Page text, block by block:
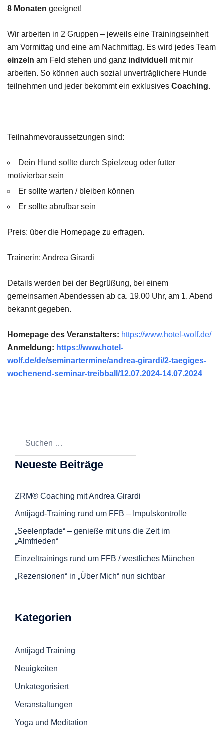
8 Monaten geeignet!
Wir arbeiten in 2 Gruppen – jeweils eine Trainingseinheit
am Vormittag und eine am Nachmittag. Es wird jedes Team
einzeln am Feld stehen und ganz individuell
mit mir
arbeiten. So können auch sozial unverträglichere Hunde
teilnehmen und jeder bekommt ein exklusives Coaching.
Teilnahmevoraussetzungen sind:
Dein Hund sollte durch Spielzeug oder futter
motivierbar sein
Er sollte warten / bleiben können
Er sollte abrufbar sein
Preis: über die Homepage zu erfragen.
Trainerin: Andrea Girardi
Details werden bei der Begrüßung, bei einem
gemeinsamen Abendessen ab ca. 19.00 Uhr, am 1. Abend
bekannt gegeben.
Homepage des Veranstalters: https://www.hotel-wolf.de/
Anmeldung: https://www.hotel-
wolf.de/de/seminartermine/andrea-girardi/2-taegiges-
wochenend-seminar-treibball/12.07.2024-14.07.2024
Neueste Beiträge
ZRM® Coaching mit Andrea Girardi
Antijagd-Training rund um FFB – Impulskontrolle
„Seelenpfade“ – genieße mit uns die Zeit im
„Almfrieden“
Einzeltrainings rund um FFB / westliches München
„Rezensionen“ in „Über Mich“ nun sichtbar
Kategorien
Antijagd Training
Neuigkeiten
Unkategorisiert
Veranstaltungen
Yoga und Meditation